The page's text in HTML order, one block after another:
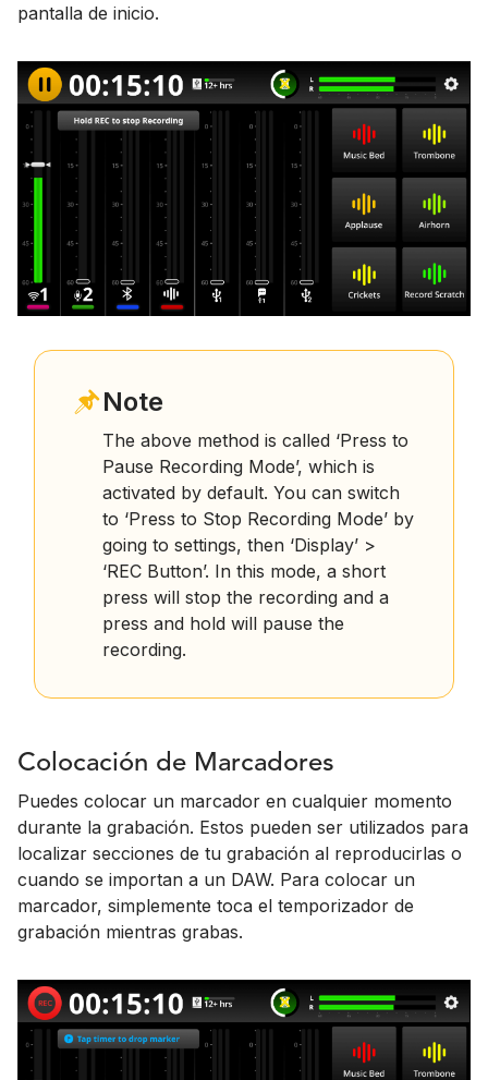
pantalla de inicio.
Note
The above method is called ‘Press to
Pause Recording Mode’, which is
activated by default. You can switch
to ‘Press to Stop Recording Mode’ by
going to settings, then ‘Display’ >
‘REC Button’. In this mode, a short
press will stop the recording and a
press and hold will pause the
recording.
Colocación de Marcadores
Puedes colocar un marcador en cualquier momento
durante la grabación. Estos pueden ser utilizados para
localizar secciones de tu grabación al reproducirlas o
cuando se importan a un DAW. Para colocar un
marcador, simplemente toca el temporizador de
grabación mientras grabas.